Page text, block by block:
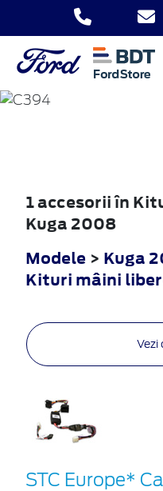
KUGA
1 accesorii în
Kuga 2008
Modele > Kuga
Kituri mâini
Vezi
STC Europe*